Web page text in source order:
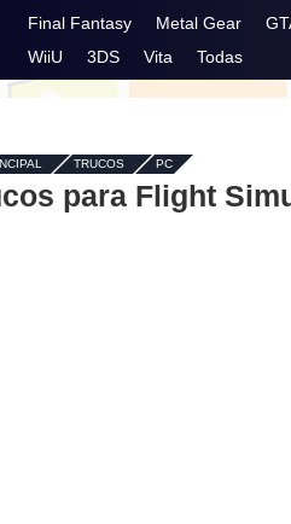
Final Fantasy Metal Gear
WiiU
3DS Vita Todas
- TRUCOS- PC
para Flight